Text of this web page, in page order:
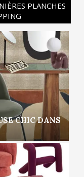
PLANCHES
CHIC DANS